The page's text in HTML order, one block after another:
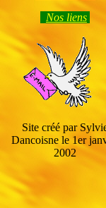
Nos liens
Site créé par
Dancoisne le 1er
2002